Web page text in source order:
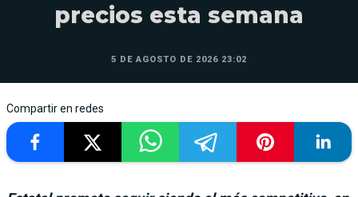
precios esta semana
5 DE AGOSTO DE 2026 23:02
Compartir en redes